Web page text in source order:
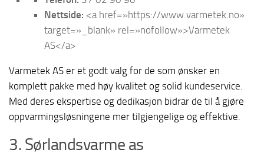
Nettside: <a href=»https://www.varmetek.no»
target=»_blank» rel=»nofollow»>Varmetek
AS</a>
Varmetek AS er et godt valg for de som ønsker en
komplett pakke med høy kvalitet og solid kundeservice.
Med deres ekspertise og dedikasjon bidrar de til å gjøre
oppvarmingsløsningene mer tilgjengelige og effektive.
3. Sørlandsvarme as